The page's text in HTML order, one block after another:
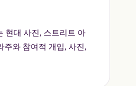
현대 사진, 스트리트 아
주와 참여적 개입, 사진,